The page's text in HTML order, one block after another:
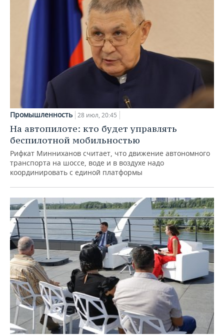
Промышленность 28 июл, 20:45
На автопилоте: кто будет управлять
беспилотной мобильностью
Рифкат Минниханов считает, что движение автономного
транспорта на шоссе, воде и в воздухе надо
координировать с единой платформы